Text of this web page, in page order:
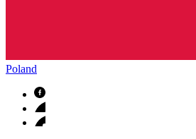
Poland